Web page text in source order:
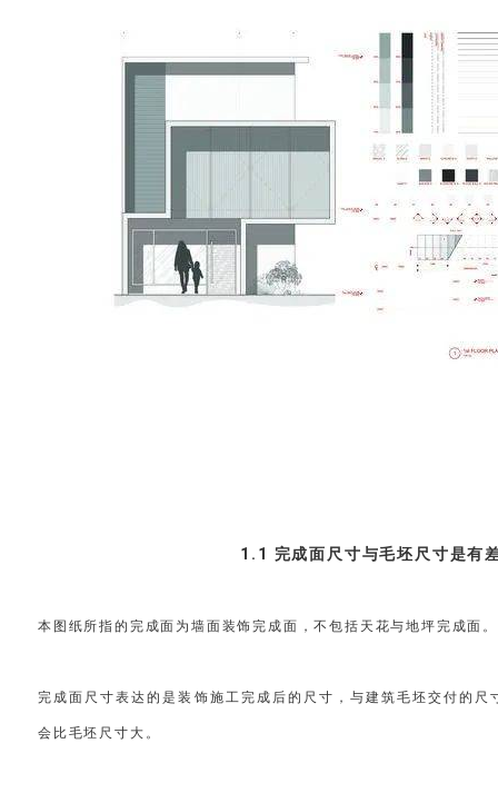
1.1 完成面尺寸与毛坯尺寸是有
本图纸所指的完成面为墙面装饰完成面，不包括天花与地坪完成面。
完成面尺寸表达的是装饰施工完成后的尺寸，与建筑毛坯交付的
会比毛坯尺寸大。